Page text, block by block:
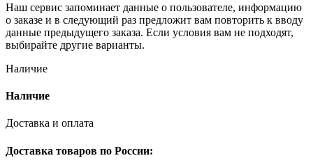
Наш сервис запоминает данные о пользователе, информацию
о заказе и в следующий раз предложит вам повторить к вводу
данные предыдущего заказа. Если условия вам не подходят,
выбирайте другие варианты.
Наличие
Наличие
Доставка и оплата
Доставка товаров по России: